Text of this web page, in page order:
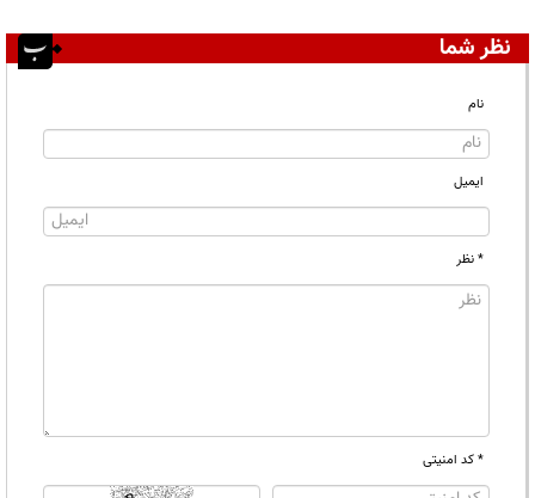
نظر شما
نام
ایمیل
* نظر
* کد امنیتی